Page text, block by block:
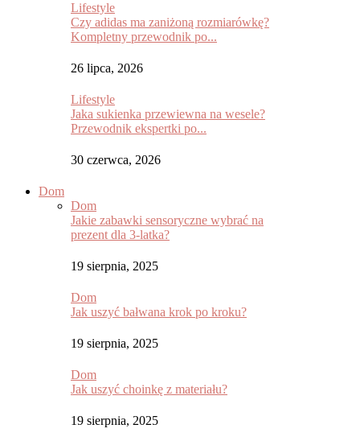
Lifestyle
Czy adidas ma zaniżoną rozmiarówkę?
Kompletny przewodnik po...
26 lipca, 2026
Lifestyle
Jaka sukienka przewiewna na wesele?
Przewodnik ekspertki po...
30 czerwca, 2026
Dom
Dom
Jakie zabawki sensoryczne wybrać na
prezent dla 3-latka?
19 sierpnia, 2025
Dom
Jak uszyć bałwana krok po kroku?
19 sierpnia, 2025
Dom
Jak uszyć choinkę z materiału?
19 sierpnia, 2025